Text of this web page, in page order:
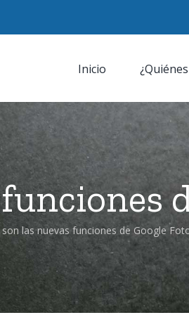
Inicio
son las nuevas funciones de Google